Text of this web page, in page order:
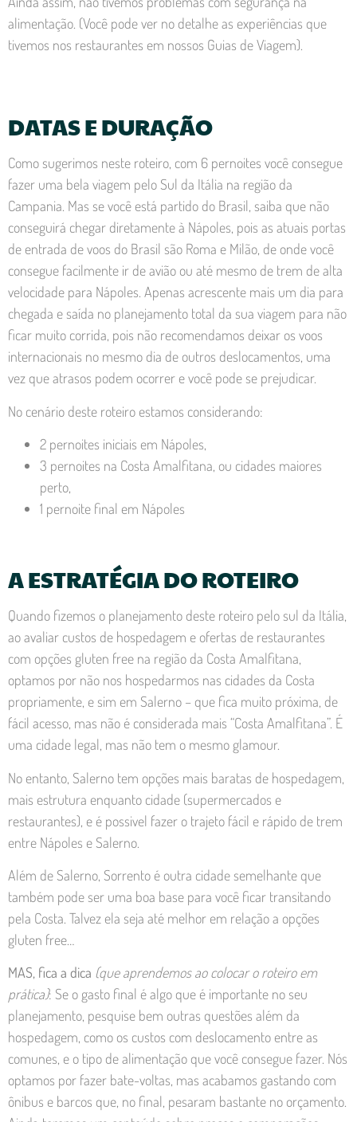
alimentação. (Você pode ver no detalhe as experiências que
tivemos nos restaurantes em nossos Guias de Viagem).
DATAS E DURAÇÃO
Como sugerimos neste roteiro, com 6 pernoites você consegue
fazer uma bela viagem pelo Sul da Itália na região da
Campania. Mas se você está partido do Brasil, saiba que não
conseguirá chegar diretamente à Nápoles, pois as atuais portas
de entrada de voos do Brasil são Roma e Milão, de onde você
consegue facilmente ir de avião ou até mesmo de trem de alta
velocidade para Nápoles. Apenas acrescente mais um dia para
chegada e saída no planejamento total da sua viagem para não
ficar muito corrida, pois não recomendamos deixar os voos
internacionais no mesmo dia de outros deslocamentos, uma
vez que atrasos podem ocorrer e você pode se prejudicar.
No cenário deste roteiro estamos considerando:
2 pernoites iniciais em Nápoles,
3 pernoites na Costa Amalfitana, ou cidades maiores
perto,
1 pernoite final em Nápoles
A ESTRATÉGIA DO ROTEIRO
Quando fizemos o planejamento deste roteiro pelo sul da Itália,
ao avaliar custos de hospedagem e ofertas de restaurantes
com opções gluten free na região da Costa Amalfitana,
optamos por não nos hospedarmos nas cidades da Costa
propriamente, e sim em Salerno – que fica muito próxima, de
fácil acesso, mas não é considerada mais “Costa Amalfitana”. É
uma cidade legal, mas não tem o mesmo glamour.
No entanto, Salerno tem opções mais baratas de hospedagem,
mais estrutura enquanto cidade (supermercados e
restaurantes), e é possivel fazer o trajeto fácil e rápido de trem
entre Nápoles e Salerno.
Além de Salerno, Sorrento é outra cidade semelhante que
também pode ser uma boa base para você ficar transitando
pela Costa. Talvez ela seja até melhor em relação a opções
gluten free…
MAS, fica a dica (que aprendemos ao colocar o roteiro em
prática): Se o gasto final é algo que é importante no seu
planejamento, pesquise bem outras questões além da
hospedagem, como os custos com deslocamento entre as
comunes, e o tipo de alimentação que você consegue fazer. Nós
optamos por fazer bate-voltas, mas acabamos gastando com
ônibus e barcos que, no final, pesaram bastante no orçamento.